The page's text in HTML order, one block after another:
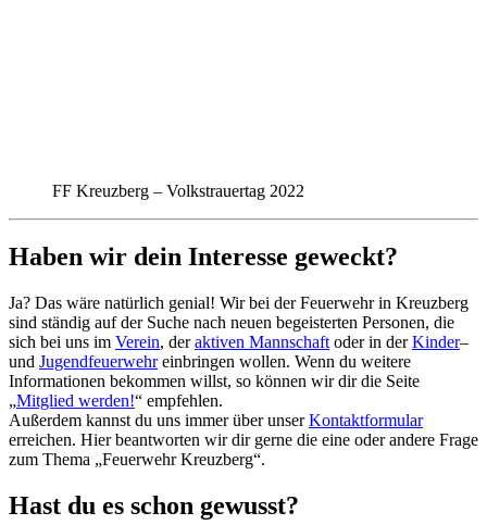
FF Kreuzberg – Volkstrauertag 2022
Haben wir dein Interesse geweckt?
Ja? Das wäre natürlich genial! Wir bei der Feuerwehr in Kreuzberg
sind ständig auf der Suche nach neuen begeisterten Personen, die
sich bei uns im Verein, deraktiven Mannschaft oder in derKinder–
und Jugendfeuerwehreinbringen wollen. Wenn du weitere
Informationen bekommen willst, so können wir dir die Seite
„Mitglied werden!“ empfehlen.
Außerdem kannst du uns immer über unserKontaktformular
erreichen. Hier beantworten wir dir gerne die eine oder andere Frage
zum Thema „Feuerwehr Kreuzberg“.
Hast du es schon gewusst?